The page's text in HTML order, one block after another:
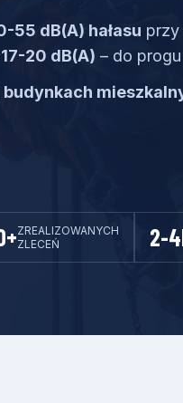
55 dB(A) hałasu
20 dB(A) – do
ZREALIZOWANYCH
ZLECEŃ
2-